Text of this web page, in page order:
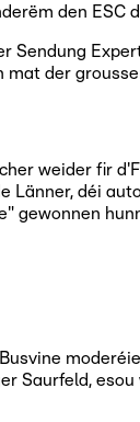
den ESC
Sendung
mat der
weider fir
Länner, déi
gewonnen
Saurfeld, esou